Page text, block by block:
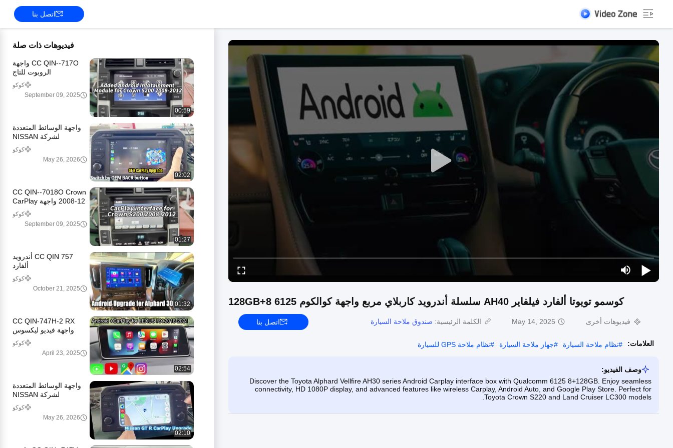
اتصل بنا
كوسمو تويوتا ألفارد فيلفاير AH40 سلسلة أندرويد كاربلاي مربع واجهة كوالكوم 6125 8+128GB
فيديوهات أخرى May 14, 2025 الكلمة الرئيسية: صندوق ملاحة السيارة اتصل بنا
العلامات: #نظام ملاحة السيارة #جهاز ملاحة السيارة #نظام ملاحة GPS للسيارة
وصف الفيديو:
Discover the Toyota Alphard Vellfire AH30 series Android Carplay interface box with Qualcomm 6125 8+128GB. Enjoy seamless
connectivity, HD 1080P display, and advanced features like wireless Carplay, Android Auto, and Google Play Store. Perfect for
Toyota Crown S220 and Land Cruiser LC300 models.
فيديوهات ذات صلة
00:59
CC QIN--717O واجهة
الروبوت للتاج
كوكو
September 09, 2025
02:02
واجهة الوسائط المتعددة
لشركة NISSAN
كوكو
May 26, 2026
01:27
CC QIN--7018O Crown
2008-12 واجهة CarPlay
كوكو
September 09, 2025
01:32
CC QIN 757 أندرويد
ألفارد
كوكو
October 21, 2025
02:54
CC QIN-747H-2 RX
واجهة فيديو ليكسوس
كوكو
April 23, 2025
02:10
واجهة الوسائط المتعددة
لشركة NISSAN
كوكو
May 26, 2026